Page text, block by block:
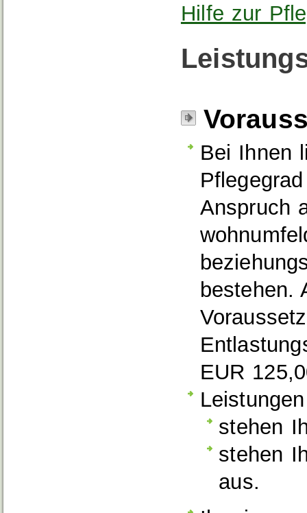
Hilfe zur
Bei Ihnen
Anspruch
bestehen.
EUR
stehen
stehen
aus.